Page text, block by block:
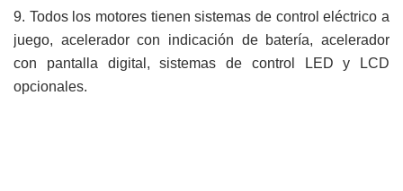
9. Todos los motores tienen sistemas de control eléctrico a
juego, acelerador con indicación de batería, acelerador
con pantalla digital, sistemas de control LED y LCD
opcionales.